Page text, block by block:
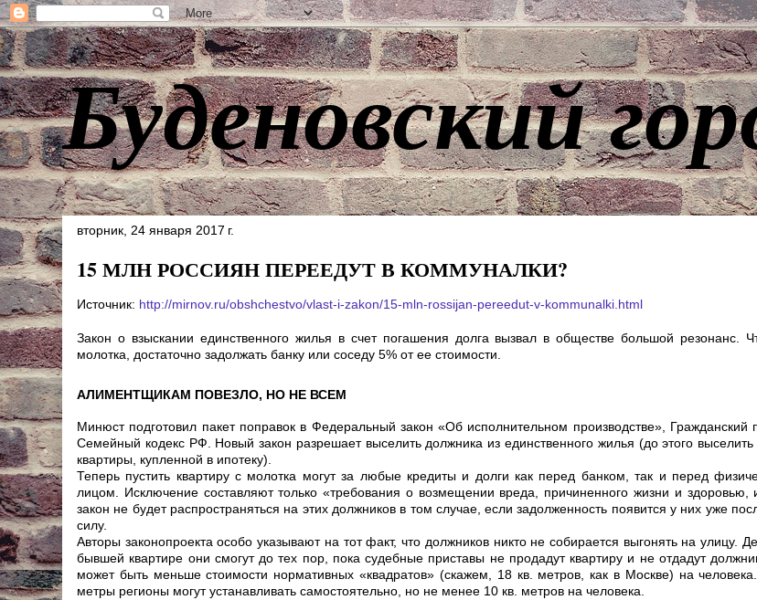
Буденовский
вторник, 24 января 2017 г.
15 МЛН РОССИЯН ПЕРЕЕДУТ В КОММУНАЛКИ?
Источник: http://mirnov.ru/obshchestvo/vlast-i-zakon/15-mln-rossijan-pereedut-v-kommunalki.html
Закон о взыскании единственного жилья в счет погашения долга вызвал в обществе большой резонанс.
молотка, достаточно задолжать банку или соседу 5% от ее стоимости.
АЛИМЕНТЩИКАМ ПОВЕЗЛО, НО НЕ ВСЕМ
Минюст подготовил пакет поправок в Федеральный закон «Об исполнительном производстве», Гражданский
Семейный кодекс РФ. Новый закон разрешает выселить должника из единственного жилья (до этого выселить
квартиры, купленной в ипотеку).
Теперь пустить квартиру с молотка могут за любые кредиты и долги как перед банком, так и перед
лицом. Исключение составляют только «требования о возмещении вреда, причиненного жизни и здоровью,
закон не будет распространяться на этих должников в том случае, если задолженность появится у них уже
силу.
Авторы законопроекта особо указывают на тот факт, что должников никто не собирается выгонять на улицу.
бывшей квартире они смогут до тех пор, пока судебные приставы не продадут квартиру и не отдадут
может быть меньше стоимости нормативных «квадратов» (скажем, 18 кв. метров, как в Москве) на
метры регионы могут устанавливать самостоятельно, но не менее 10 кв. метров на человека.